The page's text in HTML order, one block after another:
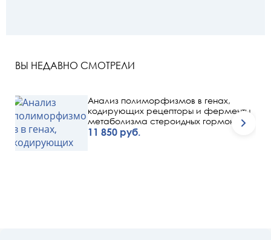
ВЫ НЕДАВНО СМОТРЕЛИ
Анализ полиморфизмов в генах,
кодирующих рецепторы и ферменты
метаболизма стероидных гормонов.
11 850 руб.